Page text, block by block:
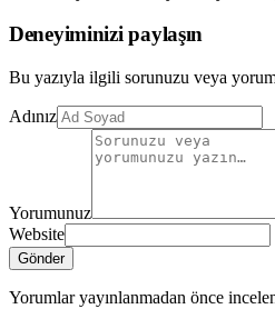
Deneyiminizi paylaşın
Bu yazıyla ilgili sorunuzu veya
Adınız
Yorumunuz
Website
Gönder
Yorumlar yayınlanmadan önce